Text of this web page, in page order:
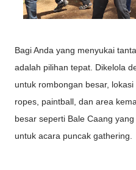
Bagi Anda yang menyukai
adalah pilihan tepat. Dikelola
untuk rombongan besar,
ropes, paintball, dan area
besar seperti Bale Caang
untuk acara puncak gathering.